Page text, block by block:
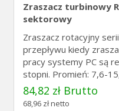
Zraszacz turbinowy
sektorowy
Zraszacz rotacyjny
przepływu kiedy
pracy systemy PC są
stopni. Promień: 7,6-
84,82 zł Brutto
68,96 zł netto